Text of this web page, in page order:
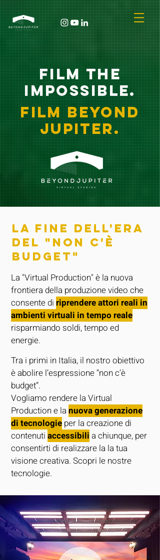
FILM THE
IMPOSSIBLE.
FILM BEYOND
JUPITER.
La fine dell'era
del "NON C'è
BUDGET"
La "Virtual Production" è la nuova
frontiera della produzione video che
consente di riprendere attori reali in
ambienti virtuali in tempo reale
risparmiando soldi, tempo ed
energie.
Tra i primi in Italia, il nostro obiettivo
è abolire l’espressione “non c’è
budget”.
Vogliamo rendere la Virtual
Production e la nuova generazione
di tecnologie per la creazione di
contenuti accessibili a chiunque, per
consentirti di realizzare la la tua
visione creativa. Scopri le nostre
tecnologie.